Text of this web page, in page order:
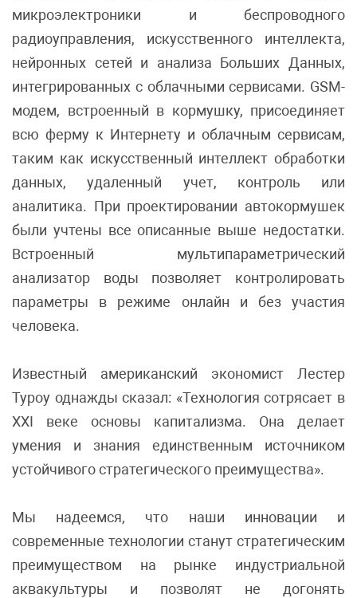
микроэлектроники и беспроводного
радиоуправления, искусственного интеллекта,
нейронных сетей и анализа Больших Данных,
интегрированных с облачными сервисами. GSM-
модем, встроенный в кормушку, присоединяет
всю ферму к Интернету и облачным сервисам,
таким как искусственный интеллект обработки
данных, удаленный учет, контроль или
аналитика. При проектировании автокормушек
были учтены все описанные выше недостатки.
Встроенный мультипараметрический
анализатор воды позволяет контролировать
параметры в режиме онлайн и без участия
человека.
Известный американский экономист Лестер
Туроу однажды сказал: «Технология сотрясает в
XXI веке основы капитализма. Она делает
умения и знания единственным источником
устойчивого стратегического преимущества».
Мы надеемся, что наши инновации и
современные технологии станут стратегическим
преимуществом на рынке индустриальной
аквакультуры и позволят не догонять